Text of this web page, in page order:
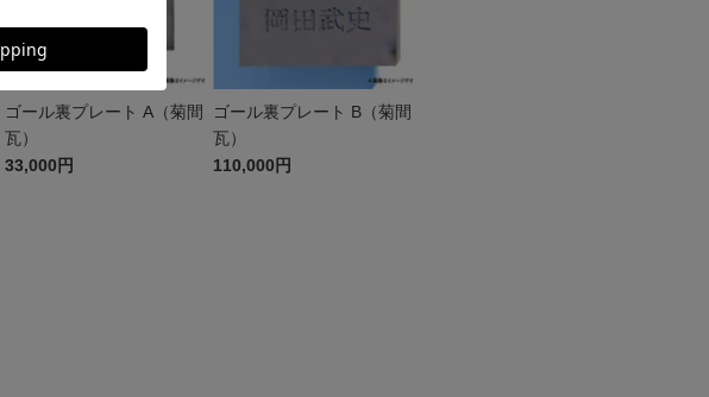
ゴール裏プレート A（菊間
瓦）
33,000円
ゴール裏プレート B（菊間
瓦）
110,000円